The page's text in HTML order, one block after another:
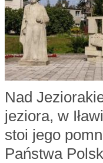
Nad
jeziora, w
stoi jego
Państwa